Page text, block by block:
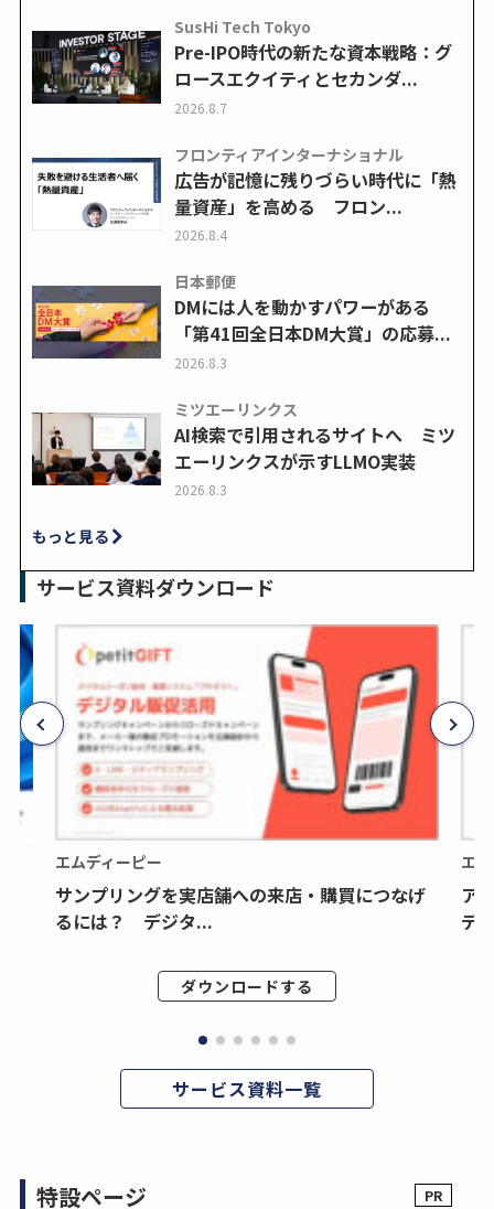
SusHi Tech Tokyo
Pre-IPO時代の新たな資本戦略：グ
ロースエクイティとセカンダ...
2026.8.7
フロンティアインターナショナル
広告が記憶に残りづらい時代に「熱
量資産」を高める フロン...
2026.8.4
日本郵便
DMには人を動かすパワーがある
「第41回全日本DM大賞」の応募...
2026.8.3
ミツエーリンクス
AI検索で引用されるサイトへ ミツ
エーリンクスが示すLLMO実装
2026.8.3
もっと見る
サービス資料ダウンロード
エムディーピー
サンプリングを実店舗への来店・購買につなげ
るには？ デジタ...
ダウンロードする
エ
ア
デ
サービス資料一覧
特設ページ